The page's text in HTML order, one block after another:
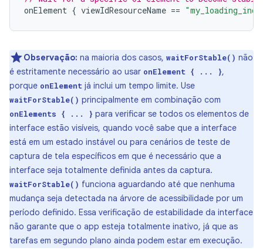
onElement { viewIdResourceName ==
Observação: na maioria dos casos, waitForStable() não
é estritamente necessário ao usar onElement { ... },
porque onElement já inclui um tempo limite. Use
waitForStable() principalmente em combinação com
onElements { ... } para verificar se todos os elementos de
interface estão visíveis, quando você sabe que a interface
está em um estado instável ou para cenários de teste de
captura de tela específicos em que é necessário que a
interface seja totalmente definida antes da captura.
waitForStable() funciona aguardando até que nenhuma
mudança seja detectada na árvore de acessibilidade por um
período definido. Essa verificação de estabilidade da interface
não garante que o app esteja totalmente inativo, já que as
tarefas em segundo plano ainda podem estar em execução.